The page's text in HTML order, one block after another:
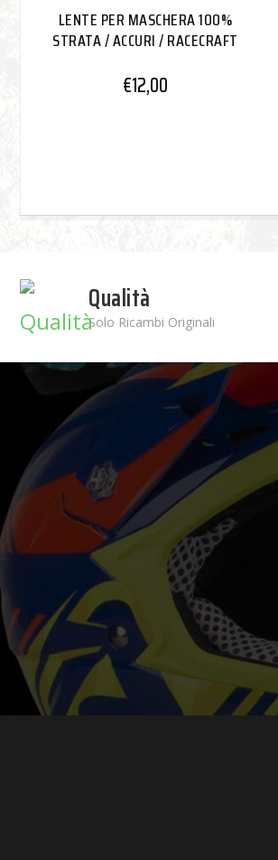
LENTE PER MASCHERA 100%
STRATA / ACCURI / RACECRAFT
€12,00
Qualità
Solo Ricambi Originali